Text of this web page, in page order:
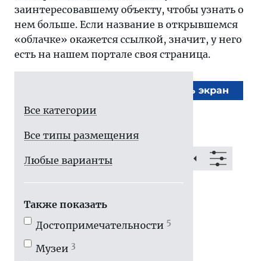
заинтересовавшему объекту, чтобы узнать о
нем больше. Если название в открывшемся
«облачке» окажется ссылкой, значит, у него
есть на нашем портале своя страница.
На весь экран
Все категории
Все типы размещения
Любые варианты
Также показать
Достопримечатель­ности 5
Музеи 3